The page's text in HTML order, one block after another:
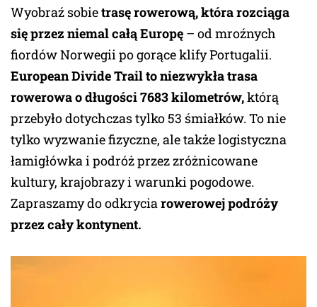
Wyobraź sobietrasę rowerową, która rozciąga
się przez niemal całą Europę – od mroźnych
fiordów Norwegii po gorące klify Portugalii.
European Divide Trail to niezwykła trasa
rowerowa o długości 7683 kilometrów,którą
przebyło dotychczas tylko 53 śmiałków. To nie
tylko wyzwanie fizyczne, ale także logistyczna
łamigłówka i podróż przez zróżnicowane
kultury, krajobrazy i warunki pogodowe.
Zapraszamy do odkryciarowerowej podróży
przez cały kontynent.